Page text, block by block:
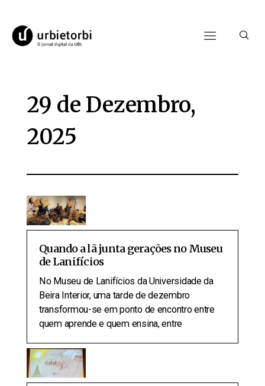
29 de Dezembro,
2025
Quando a lã junta gerações no Museu
de Lanifícios
No Museu de Lanifícios da Universidade da
Beira Interior, uma tarde de dezembro
transformou-se em ponto de encontro entre
quem aprende e quem ensina, entre